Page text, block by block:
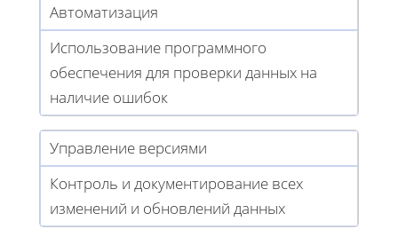
Автоматизация
Использование программного
обеспечения для проверки данных на
наличие ошибок
Управление версиями
Контроль и документирование всех
изменений и обновлений данных